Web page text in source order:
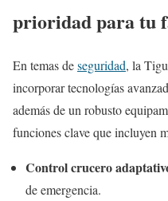
prioridad para tu
En temas deseguridad, la
incorporar tecnologías
además de un robusto
funciones clave que incluyen
Control crucero
de emergencia.